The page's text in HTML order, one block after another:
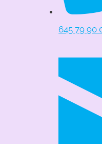
645 79 90